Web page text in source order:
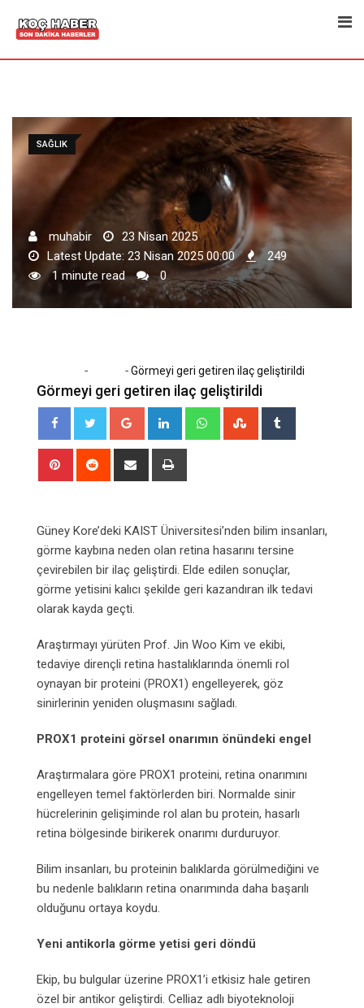
SAĞLIK
muhabir
23 Nisan 2025
Latest Update: 23 Nisan 2025 00:00
249
1 minute read
0
- -Görmeyi geri getiren ilaç geliştirildi
Görmeyi geri getiren ilaç geliştirildi
Google+ LinkedIn WhatsappStumbleUpon
Pinterest Reddit
Share
Güney Kore’deki KAIST Üniversitesi’nden bilim insanları,
görme kaybına neden olan retina hasarını tersine
çevirebilen bir ilaç geliştirdi. Elde edilen sonuçlar,
görme yetisini kalıcı şekilde geri kazandıran ilk tedavi
olarak kayda geçti.
Araştırmayı yürüten Prof. Jin Woo Kim ve ekibi,
tedaviye dirençli retina hastalıklarında önemli rol
oynayan bir proteini (PROX1) engelleyerek, göz
sinirlerinin yeniden oluşmasını sağladı.
PROX1 proteini görsel onarımın önündeki engel
Araştırmalara göre PROX1 proteini, retina onarımını
engelleyen temel faktörlerden biri. Normalde sinir
hücrelerinin gelişiminde rol alan bu protein, hasarlı
retina bölgesinde birikerek onarımı durduruyor.
Bilim insanları, bu proteinin balıklarda görülmediğini ve
bu nedenle balıkların retina onarımında daha başarılı
olduğunu ortaya koydu.
Yeni antikorla görme yetisi geri döndü
Ekip, bu bulgular üzerine PROX1’i etkisiz hale getiren
özel bir antikor geliştirdi. Celliaz adlı biyoteknoloji